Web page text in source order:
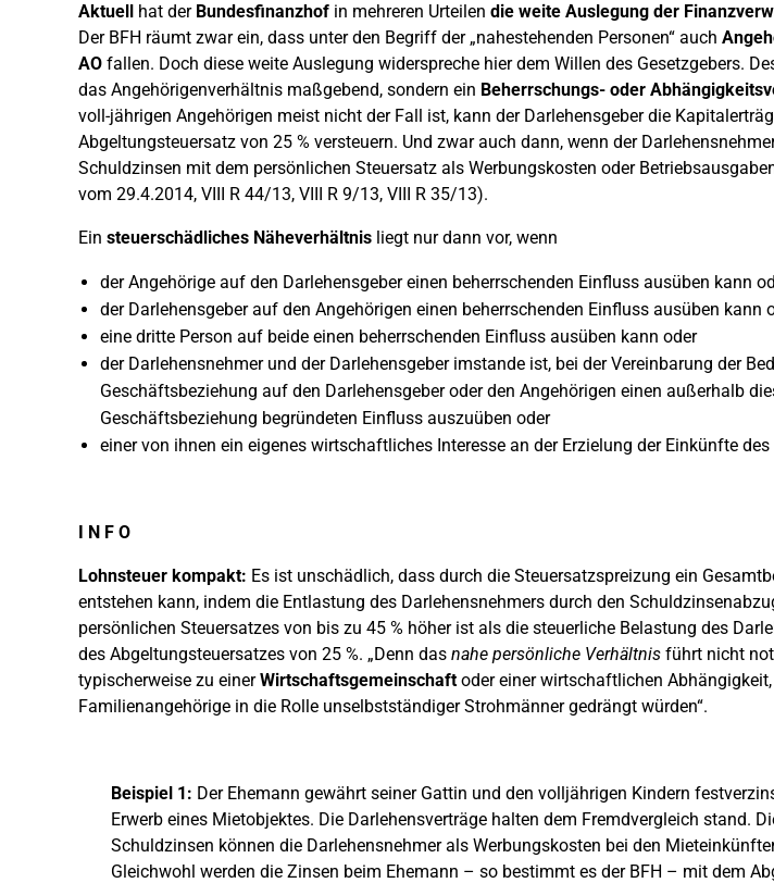
Aktuell hat der Bundesfinanzhof in mehreren Urteilen die weite Auslegung der
Der BFH räumt zwar ein, dass unter den Begriff der „nahestehenden Personen“ auch
AO fallen. Doch diese weite Auslegung widerspreche hier dem Willen des Gesetzgebers.
das Angehörigenverhältnis maßgebend, sondern ein Beherrschungs- oder
voll-jährigen Angehörigen meist nicht der Fall ist, kann der Darlehensgeber die
Abgeltungsteuersatz von 25 % versteuern. Und zwar auch dann, wenn der
Schuldzinsen mit dem persönlichen Steuersatz als Werbungskosten oder
vom 29.4.2014, VIII R 44/13, VIII R 9/13, VIII R 35/13).
Ein steuerschädliches Näheverhältnis liegt nur dann vor, wenn
der Angehörige auf den Darlehensgeber einen beherrschenden Einfluss ausüben kann
der Darlehensgeber auf den Angehörigen einen beherrschenden Einfluss ausüben kann
eine dritte Person auf beide einen beherrschenden Einfluss ausüben kann oder
der Darlehensnehmer und der Darlehensgeber imstande ist, bei der Vereinbarung der
Geschäftsbeziehung auf den Darlehensgeber oder den Angehörigen einen außerhalb
Geschäftsbeziehung begründeten Einfluss auszuüben oder
einer von ihnen ein eigenes wirtschaftliches Interesse an der Erzielung der Einkünfte des
I N F O
Lohnsteuer kompakt: Es ist unschädlich, dass durch die Steuersatzspreizung ein
entstehen kann, indem die Entlastung des Darlehensnehmers durch den
persönlichen Steuersatzes von bis zu 45 % höher ist als die steuerliche Belastung des
des Abgeltungsteuersatzes von 25 %. „Denn das nahe persönliche Verhältnis führt nicht
typischerweise zu einerWirtschaftsgemeinschaftoder einer wirtschaftlichen
Familienangehörige in die Rolle unselbstständiger Strohmänner gedrängt würden“.
Beispiel 1: Der Ehemann gewährt seiner Gattin und den volljährigen Kindern
Erwerb eines Mietobjektes. Die Darlehensverträge halten dem Fremdvergleich stand.
Schuldzinsen können die Darlehensnehmer als Werbungskosten bei den
Gleichwohl werden die Zinsen beim Ehemann – so bestimmt es der BFH – mit dem